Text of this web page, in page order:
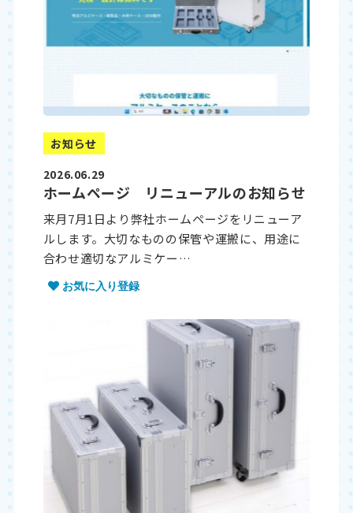
お知らせ
2026.06.29
ホームページ リニューアルのお知らせ
来月7月1日より弊社ホームページをリニューア
ルします。大切なものの保管や運搬に、用途に
合わせ適切なアルミケー…
お気に入り登録